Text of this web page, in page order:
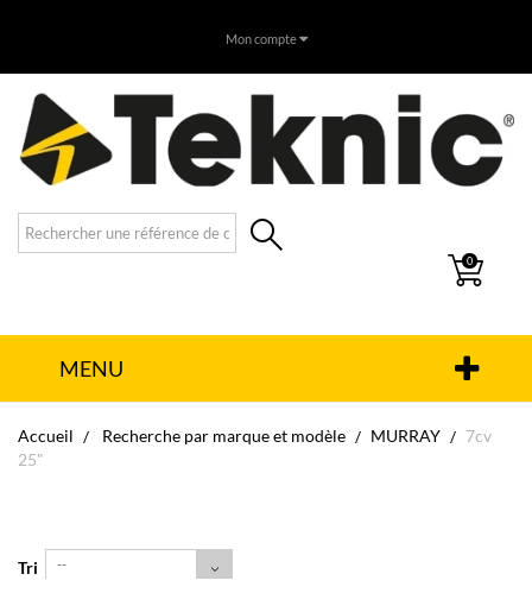
Mon compte
0
MENU
Accueil Recherche par marque et modèle MURRAY
7cv
25"
Tri --